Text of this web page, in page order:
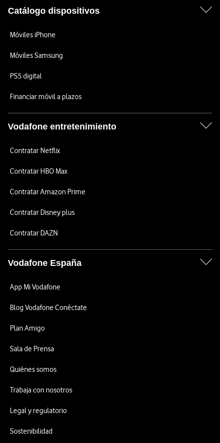
Catálogo dispositivos
Móviles iPhone
Móviles Samsung
PS5 digital
Financiar móvil a plazos
Vodafone entretenimiento
Contratar Netflix
Contratar HBO Max
Contratar Amazon Prime
Contratar Disney plus
Contratar DAZN
Vodafone España
App Mi Vodafone
Blog Vodafone Conéctate
Plan Amigo
Sala de Prensa
Quiénes somos
Trabaja con nosotros
Legal y regulatorio
Sostenibilidad